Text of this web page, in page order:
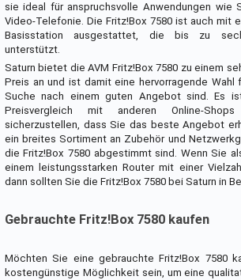
sie ideal für anspruchsvolle Anwendungen wie
Video-Telefonie. Die Fritz!Box 7580 ist auch mit
Basisstation ausgestattet, die bis zu
unterstützt.
Saturn bietet die AVM Fritz!Box 7580 zu einem
Preis an und ist damit eine hervorragende Wahl
Suche nach einem guten Angebot sind. Es
Preisvergleich mit anderen Online-
sicherzustellen, dass Sie das beste Angebot
ein breites Sortiment an Zubehör und
die Fritz!Box 7580 abgestimmt sind. Wenn Sie
einem leistungsstarken Router mit einer
dann sollten Sie die Fritz!Box 7580 bei Saturn in
Gebrauchte Fritz!Box 7580 kaufen
Möchten Sie eine gebrauchte Fritz!Box 7580
kostengünstige Möglichkeit sein, um eine